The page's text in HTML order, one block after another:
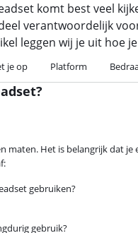
komt best veel
verantwoordelijk
leggen wij je uit hoe
je op Platform
maten. Het is belangrijk dat je
gebruiken?
gebruik?